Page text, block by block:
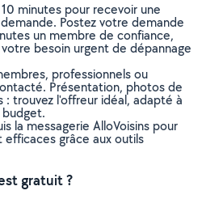
minutes pour recevoir une
Postez votre demande
un membre de confiance,
besoin urgent de dépannage
professionnels ou
Présentation, photos de
: trouvez l'offreur idéal, adapté à
la messagerie AlloVoisins pour
grâce aux outils
gratuit ?